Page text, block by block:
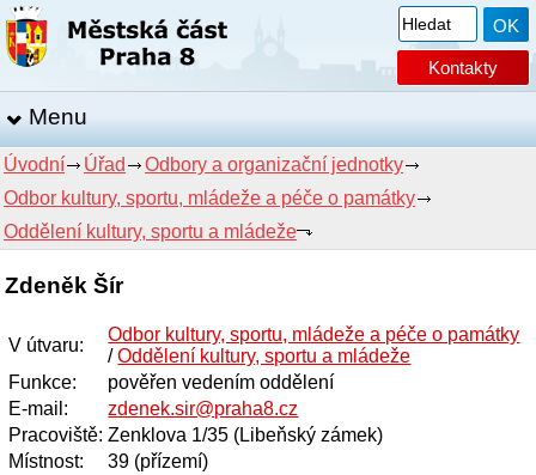
Kontakty
Menu
Úvodní Úřad
Odbory a organizační jednotky
Odbor kultury, sportu, mládeže a péče o památky
Oddělení kultury, sportu a mládeže
Zdeněk Šír
V útvaru:
Odbor kultury, sportu, mládeže a péče o památky
/Oddělení kultury, sportu a mládeže
Funkce:
pověřen vedením oddělení
E-mail :
zdenek.sir@praha8.cz
Pracoviště: Zenklova 1/35 (Libeňský zámek)
Místnost:
39 (přízemí)